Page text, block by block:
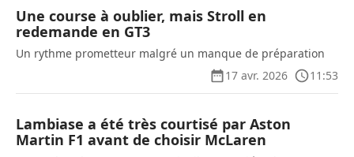
Une course à oublier, mais Stroll en
redemande en GT3
Un rythme prometteur malgré un manque de préparation
17 avr. 2026
11:53
Lambiase a été très courtisé par Aston
Martin F1 avant de choisir McLaren